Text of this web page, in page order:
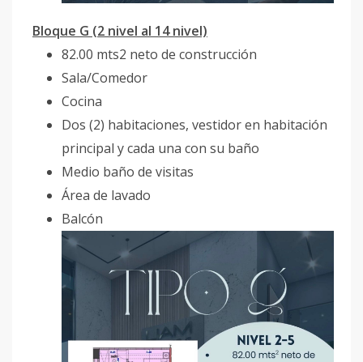
Bloque G (2 nivel al 14 nivel)
82.00 mts2 neto de construcción
Sala/Comedor
Cocina
Dos (2) habitaciones, vestidor en habitación
principal y cada una con su baño
Medio baño de visitas
Área de lavado
Balcón